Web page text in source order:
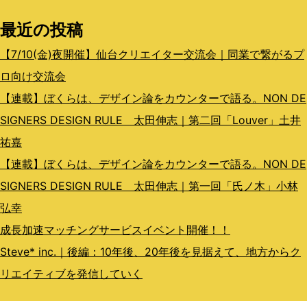
ョ
ン
最近の投稿
【7/10(金)夜開催】仙台クリエイター交流会｜同業で繋がるプ
ロ向け交流会
【連載】ぼくらは、デザイン論をカウンターで語る。NON DE
SIGNERS DESIGN RULE 太田伸志｜第二回「Louver」土井
祐嘉
【連載】ぼくらは、デザイン論をカウンターで語る。NON DE
SIGNERS DESIGN RULE 太田伸志｜第一回「氏ノ木」小林
弘幸
成長加速マッチングサービスイベント開催！！
Steve* inc.｜後編：10年後、20年後を見据えて、地方からク
リエイティブを発信していく